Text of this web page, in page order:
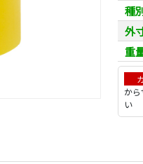
種
外
重
か
い